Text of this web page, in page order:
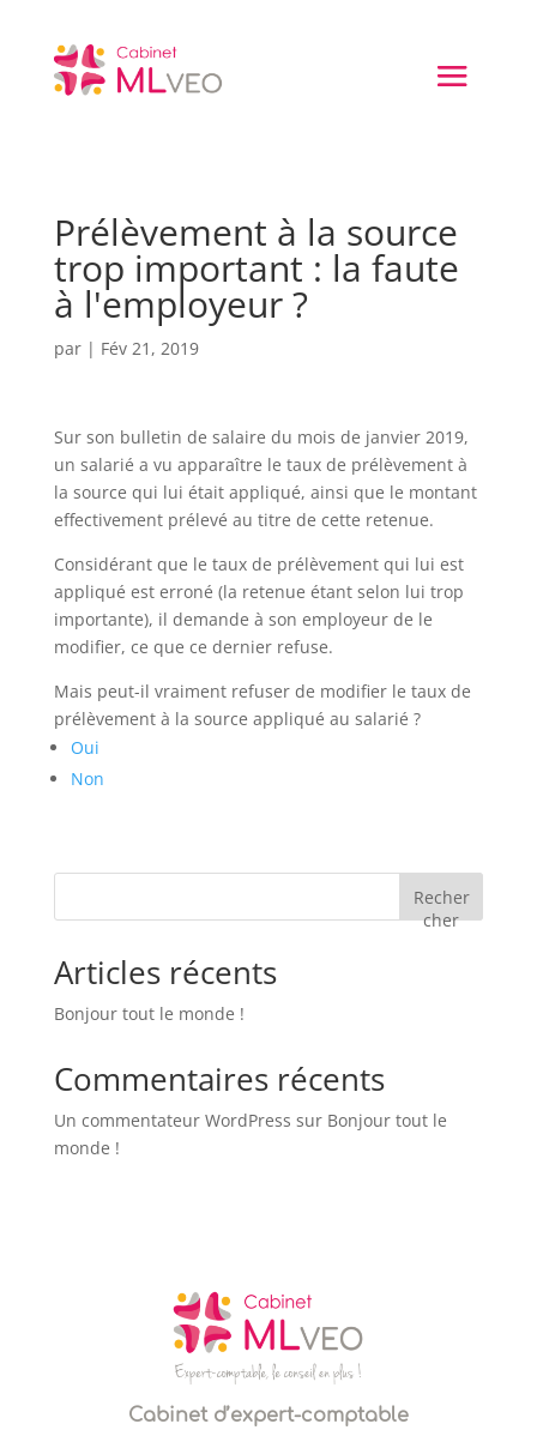
Prélèvement à la source
trop important : la faute
à l'employeur ?
par | Fév 21, 2019
Sur son bulletin de salaire du mois de janvier 2019,
un salarié a vu apparaître le taux de prélèvement à
la source qui lui était appliqué, ainsi que le montant
effectivement prélevé au titre de cette retenue.
Considérant que le taux de prélèvement qui lui est
appliqué est erroné (la retenue étant selon lui trop
importante), il demande à son employeur de le
modifier, ce que ce dernier refuse.
Mais peut-il vraiment refuser de modifier le taux de
prélèvement à la source appliqué au salarié ?
Oui
Non
Recher
cher
Articles récents
Bonjour tout le monde !
Commentaires récents
Un commentateur WordPress sur Bonjour tout le
monde !
Cabinet d’expert-comptable